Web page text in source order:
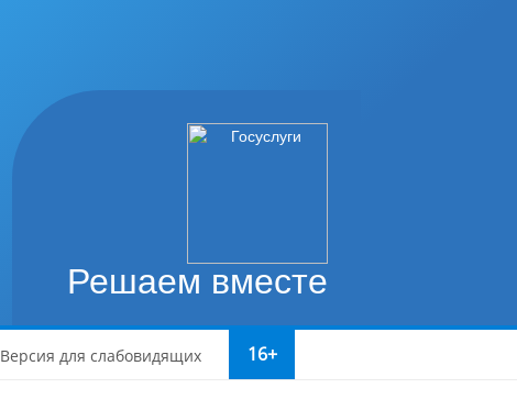
Решаем вместе
Версия для слабовидящих 16+